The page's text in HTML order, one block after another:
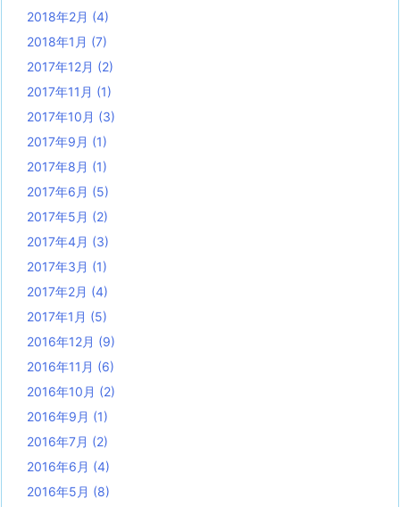
2018年2月 (4)
2018年1月 (7)
2017年12月 (2)
2017年11月 (1)
2017年10月 (3)
2017年9月 (1)
2017年8月 (1)
2017年6月 (5)
2017年5月 (2)
2017年4月 (3)
2017年3月 (1)
2017年2月 (4)
2017年1月 (5)
2016年12月 (9)
2016年11月 (6)
2016年10月 (2)
2016年9月 (1)
2016年7月 (2)
2016年6月 (4)
2016年5月 (8)